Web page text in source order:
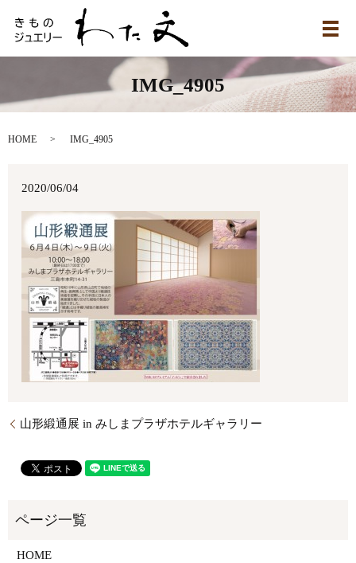
メ
IMG_4905
HOME IMG_4905
2020/06/04
山形緞通展 in みしまプラザホテルギャラリー
HOME